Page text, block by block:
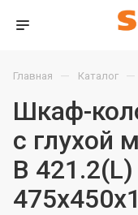
Главная — Каталог —
Шкаф-
с глухой
B